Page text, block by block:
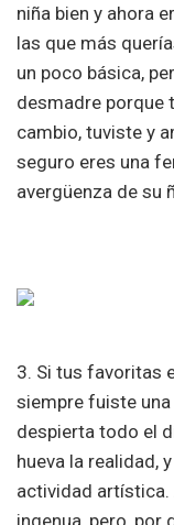
niña bien y ahora
las que más
un poco básica,
desmadre porque
cambio, tuviste y
seguro eres una
avergüenza de su
3. Si tus favoritas
siempre fuiste
despierta todo el
hueva la realidad,
actividad artística.
ingenua, pero, por